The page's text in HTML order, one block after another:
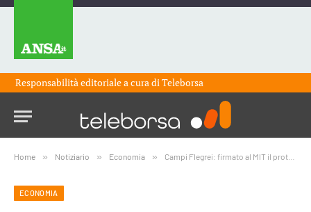
Responsabilità editoriale a cura diTeleborsa
Home » Notiziario » Economia » Campi Flegrei: firmato al MIT il protocollo per nuove infrastrutture, accessi e vie di fuga più sicure nell’area di Pozzuoli
ECONOMIA